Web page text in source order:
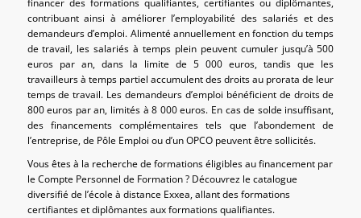
financer des formations qualifiantes, certifiantes ou diplômantes,
contribuant ainsi à améliorer l’employabilité des salariés et des
demandeurs d’emploi. Alimenté annuellement en fonction du temps
de travail, les salariés à temps plein peuvent cumuler jusqu’à 500
euros par an, dans la limite de 5 000 euros, tandis que les
travailleurs à temps partiel accumulent des droits au prorata de leur
temps de travail. Les demandeurs d’emploi bénéficient de droits de
800 euros par an, limités à 8 000 euros. En cas de solde insuffisant,
des financements complémentaires tels que l’abondement de
l’entreprise, de Pôle Emploi ou d’un OPCO peuvent être sollicités.
Vous êtes à la recherche de formations éligibles au financement par
le Compte Personnel de Formation ? Découvrez le catalogue
diversifié de l’école à distance Exxea, allant des formations
certifiantes et diplômantes aux formations qualifiantes.